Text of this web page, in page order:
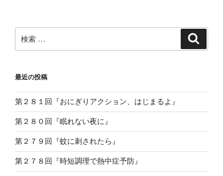
索:
最近の投稿
第２８１回『おにぎりアクション、はじまるよ』
第２８０回『眠れない夜に』
第２７９回『蚊に刺されたら』
第２７８回『時短調理で熱中症予防』